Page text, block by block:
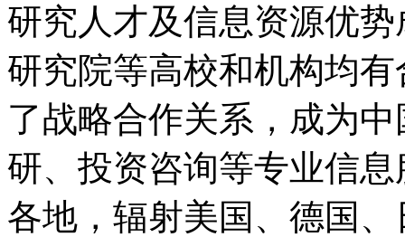
研究人才及信息资源优
研究院等高校和机构均
了战略合作关系，成为
研、投资咨询等专业信
各地，辐射美国、德国